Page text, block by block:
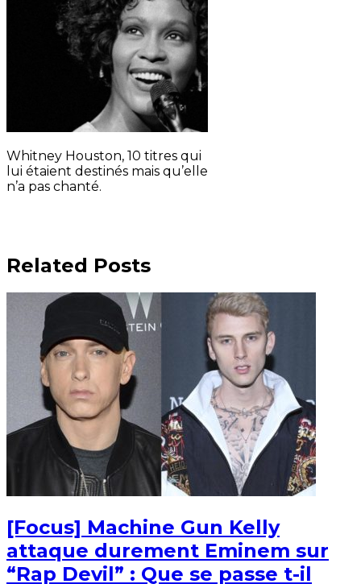
Whitney Houston, 10 titres qui
lui étaient destinés mais qu’elle
n’a pas chanté.
Related Posts
[Focus] Machine Gun Kelly
attaque durement Eminem sur
“Rap Devil” : Que se passe t-il